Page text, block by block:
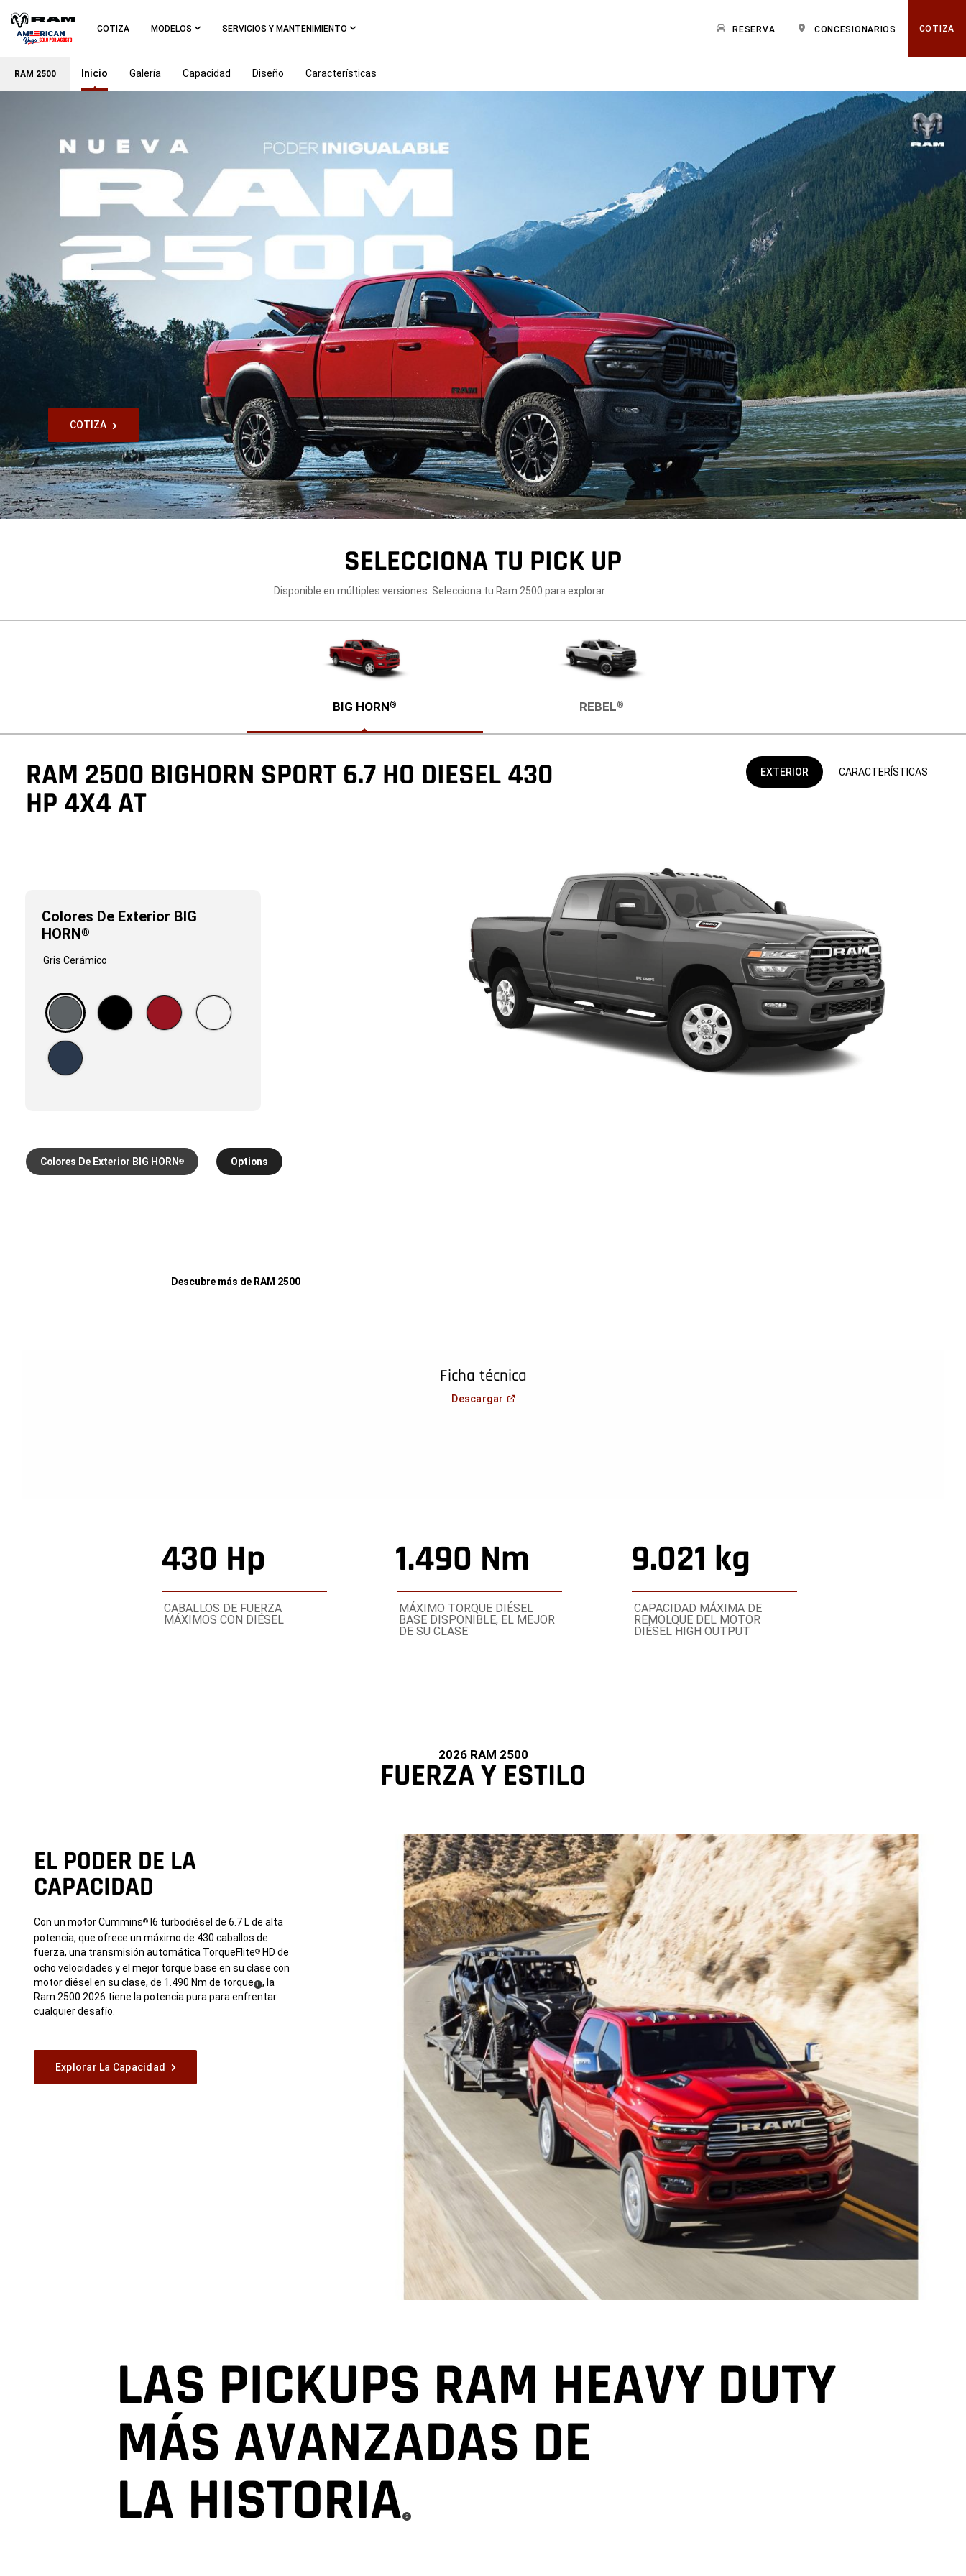
Skip To
Content
COTIZA MODELOS SERVICIOS Y MANTENIMIENTO RESERVA CONCESIONARIOS COTIZA
RAM 2500 Inicio Galería Capacidad Diseño Características
Skip To
Navigation
COTIZA
,
SELECCIONA TU PICK UP
Disponible en múltiples versiones. Selecciona tu Ram 2500 para explorar.
BIG HORN® REBEL®
RAM 2500 BIGHORN SPORT 6.7 HO DIESEL 430
HP 4X4 AT
EXTERIOR CARACTERÍSTICAS
Colores De Exterior BIG
HORN ®
Colores
de
HORN®
Gris Cerámico
Colores De Exterior BIG HORN ® Options
Descubre más de RAM 2500
Ficha técnica
Descargar Open in a new window
430 Hp
CABALLOS DE FUERZA
MÁXIMOS CON DIÉSEL
1.490 Nm
MÁXIMO TORQUE DIÉSEL
BASE DISPONIBLE, EL MEJOR
DE SU CLASE
9.021 kg
CAPACIDAD MÁXIMA DE
REMOLQUE DEL MOTOR
DIÉSEL HIGH OUTPUT
2026 RAM 2500
FUERZA Y ESTILO
EL PODER DE LA
CAPACIDAD
Con un motor Cummins®I6 turbodiésel de 6.7 L de alta
potencia, que ofrece un máximo de 430 caballos de
fuerza, una transmisión automática TorqueFlite®HD de
ocho velocidades y el mejor torque base en su clase con
motor diésel en su clase, de 1.490 Nm de torque ( Disclosure
1 ) , la
Ram 2500 2026 tiene la potencia pura para enfrentar
cualquier desafío.
Explorar La Capacidad
LAS PICKUPS RAM HEAVY DUTY
MÁS AVANZADAS DE
LA HISTORIA ( Disclosure
2)